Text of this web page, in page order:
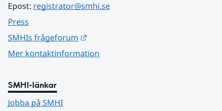
Epost: registrator@smhi.se
Press
SMHIs frågeforum
Mer kontaktinformation
SMHI-länkar
Jobba på SMHI